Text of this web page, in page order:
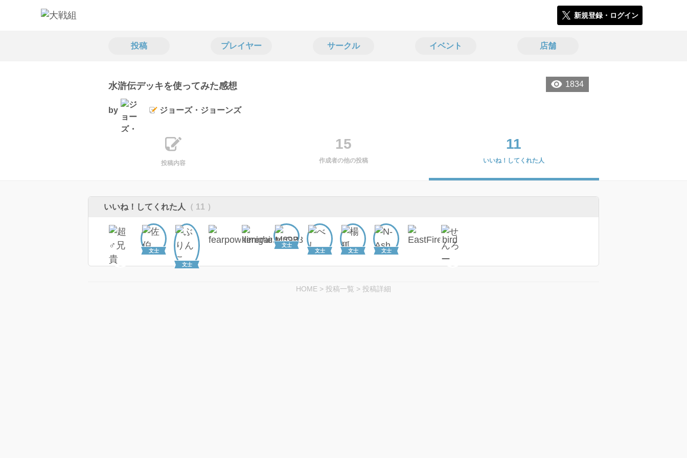
新規登録・ログイン
投稿 プレイヤー サークル イベント 店舗
1834
水滸伝デッキを使ってみた感想
by ジョーズ・ジョーンズ
投稿内容
15
作成者の他の投稿
11
いいね！してくれた人
いいね！してくれた人 （ 11 ）
文士
文士
文士
文士
文士 文士
HOME > 投稿一覧 > 投稿詳細